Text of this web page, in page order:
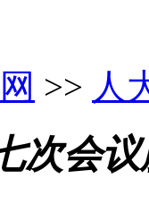
>> 人
次会